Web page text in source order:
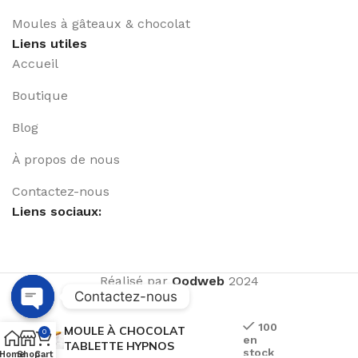
Moules à gâteaux & chocolat
Liens utiles
Accueil
Boutique
Blog
À propos de nous
Contactez-nous
Liens sociaux:
Réalisé par Qodweb2024
MOULE À CHOCOLAT
TABLETTE HYPNOS
100
en
stock
HomeShop
0
Cart
Contactez-nous
Open
chaty